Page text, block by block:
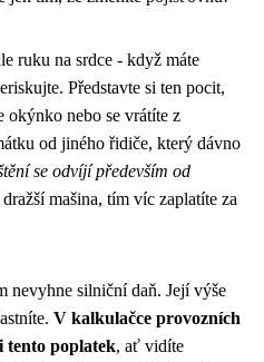
ruku na srdce - když máte
Představte si ten pocit,
nebo se vrátíte z
od jiného řidiče, který dávno
se odvíjí především od
mašina, tím víc zaplatíte za
nevyhne silniční daň. Její výše
V kalkulačce provozních
tento poplatek, ať vidíte